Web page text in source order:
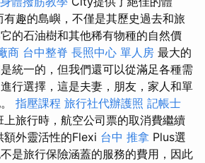
趣的島嶼，不僅是其歷史過去和旅
的石油樹和其他稀有物種的自然價
商 台中整脊 長照中心 單人房 最大的
統一的，但我們還可以從滿足各種需
行選擇，這是夫妻，朋友，家人和單
指壓課程 旅行社代辦護照 記帳士
上旅行時，航空公司票的取消費繼續
外靈活性的Flexi 台中 推拿 Plus選
是旅行保險涵蓋的服務的費用，因此